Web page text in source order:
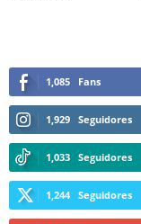
1,085 Fans
1,929 Seguidores
1,033 Seguidores
1,244 Seguidores